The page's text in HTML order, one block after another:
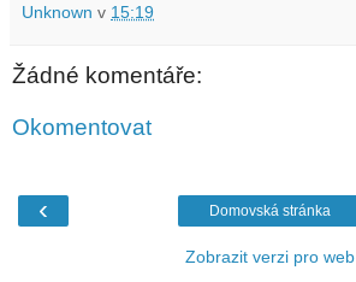
Unknown v 15:19
Žádné komentáře:
Okomentovat
‹ Domovská stránka
Zobrazit verzi pro web